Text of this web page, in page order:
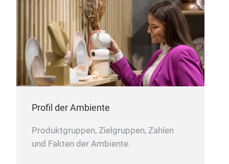
Profil der Ambiente
Produktgruppen, Zielgruppen, Zahlen
und Fakten der Ambiente.